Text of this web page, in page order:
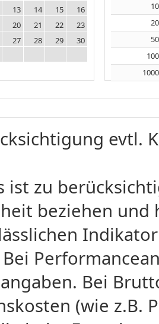
13 14 15
16
20 21 22
23
27 28 29
30
evtl.
ist zu
beziehen
Bei
(wie z.B.